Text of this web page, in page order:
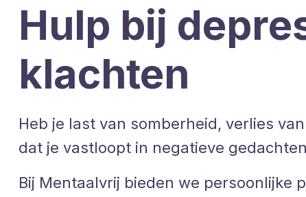
Hulp bij
klachten
Heb je last van somberheid, verlies
dat je vastloopt in negatieve
Bij Mentaalvrij bieden we persoonlijke